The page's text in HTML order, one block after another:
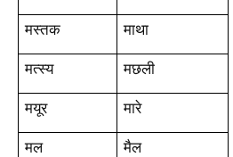
मस्तक माथा
मत्स्य मछली
मयूर मारे
मल मैल